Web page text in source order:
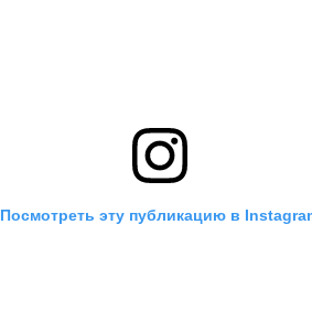
Посмотреть эту публикацию в